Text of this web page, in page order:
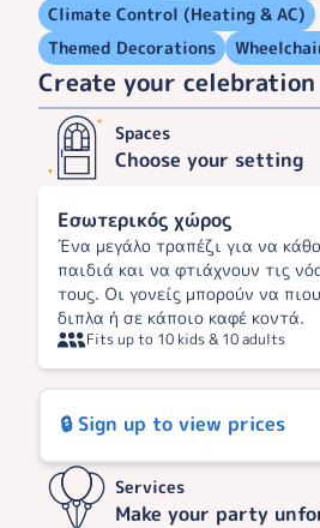
Climate Control (Heating & AC)
Themed Decorations
Create your celebration
Spaces
Choose your setting
Εσωτερικός χώρος
Ένα μεγάλο τραπέζι για να
παιδιά και να φτιάχνουν τις
τους. Οι γονείς μπορούν να
διπλα ή σε κάποιο καφέ κοντά.
Fits up to 10 kids & 10 adults
🔒 Sign up to view prices
Services
Make your party